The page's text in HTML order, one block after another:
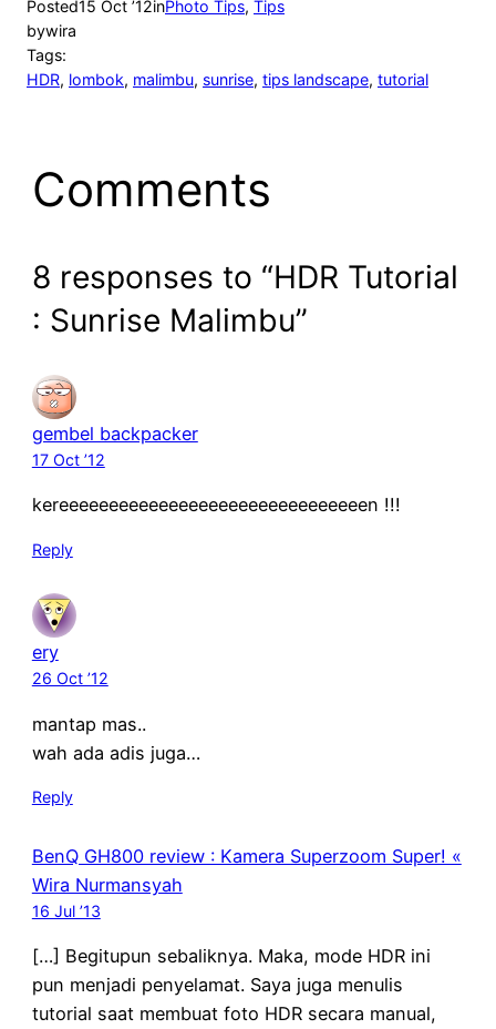
Posted15 Oct ’12inPhoto Tips, Tips
bywira
Tags:
HDR, lombok, malimbu, sunrise, tips landscape, tutorial
Comments
8 responses to “HDR Tutorial
: Sunrise Malimbu”
gembel backpacker
17 Oct ’12
kereeeeeeeeeeeeeeeeeeeeeeeeeeeeeeen !!!
Reply
ery
26 Oct ’12
mantap mas..
wah ada adis juga…
Reply
BenQ GH800 review : Kamera Superzoom Super! «
Wira Nurmansyah
16 Jul ’13
[…] Begitupun sebaliknya. Maka, mode HDR ini
pun menjadi penyelamat. Saya juga menulis
tutorial saat membuat foto HDR secara manual,